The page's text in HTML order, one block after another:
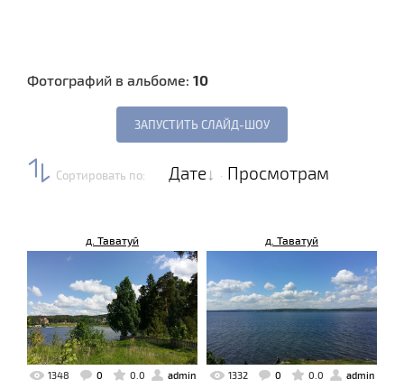
Фотографий в альбоме: 10
Сортировать по: Дате · Просмотрам
д. Таватуй
1348 0 0.0 admin
д. Таватуй
1332 0 0.0 admin